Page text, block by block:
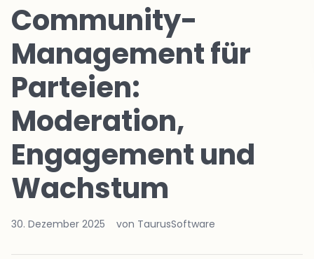
Community-
Management für
Parteien:
Moderation,
Engagement und
Wachstum
30. Dezember 2025 von TaurusSoftware